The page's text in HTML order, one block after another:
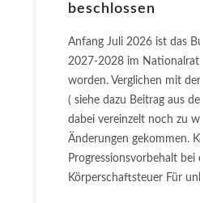
beschlossen
Anfang Juli 2026 ist das
2027-2028 im Nationalrat
worden. Verglichen mit
( siehe dazu Beitrag aus
dabei vereinzelt noch zu
Änderungen gekommen.
Progressionsvorbehalt
Körperschaftsteuer Für